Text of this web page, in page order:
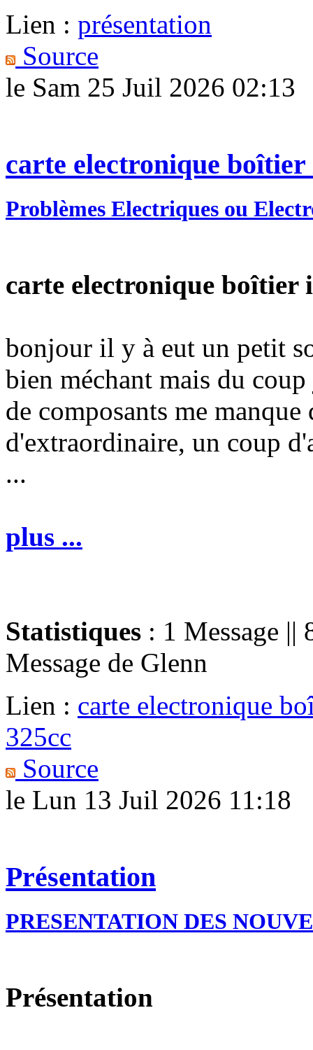
Lien : présentation
Source
le Sam 25 Juil 2026 02:13
carte electronique
Problèmes Electriques ou
carte electronique boîtier
bonjour il y à eut un petit
bien méchant mais du
de composants me
d'extraordinaire, un coup
...
plus ...
Statistiques : 1 Message ||
Message de Glenn
Lien : carte electronique
325cc
Source
le Lun 13 Juil 2026 11:18
Présentation
PRESENTATION DES
Présentation